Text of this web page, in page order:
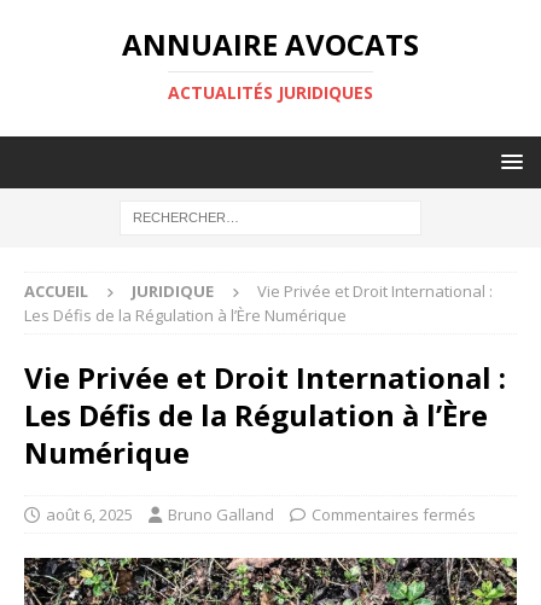
ANNUAIRE AVOCATS
ACTUALITÉS JURIDIQUES
ACCUEIL JURIDIQUE
Vie Privée et Droit International :
Les Défis de la Régulation à l’Ère Numérique
Vie Privée et Droit International :
Les Défis de la Régulation à l’Ère
Numérique
août 6, 2025 Bruno Galland Commentaires fermés